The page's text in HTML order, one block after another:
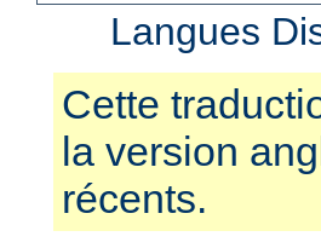
Langues
Cette
la version
récents.